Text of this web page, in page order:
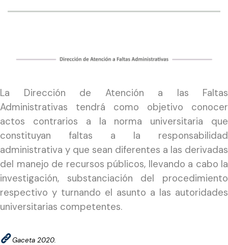
La Dirección de Atención a las Faltas
Administrativas tendrá como objetivo conocer
actos contrarios a la norma universitaria que
constituyan faltas a la responsabilidad
administrativa y que sean diferentes a las derivadas
del manejo de recursos públicos, llevando a cabo la
investigación, substanciación del procedimiento
respectivo y turnando el asunto a las autoridades
universitarias competentes.
Gaceta 2020.